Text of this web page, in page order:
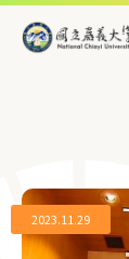
2023.11.29